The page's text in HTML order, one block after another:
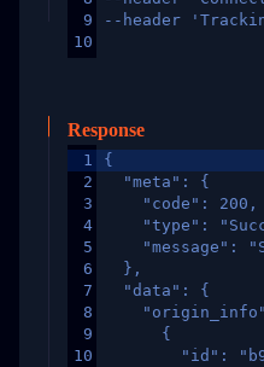
9
10
--header
Response
1
2
3
4
5
6
7
8
9
10
{
  "meta": {
    "code": 200,
"type":
"message":
  },
  "data": {
      {
"id":